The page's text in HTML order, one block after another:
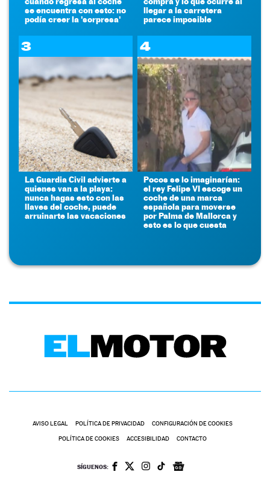
se encuentra con esto: no
podía creer la 'sorpresa'
llegar a la carretera
parece imposible
3
La Guardia Civil advierte a
quienes van a la playa:
nunca hagas esto con las
llaves del coche, puede
arruinarte las vacaciones
4
Pocos se lo imaginarían:
el rey Felipe VI escoge un
coche de una marca
española para moverse
por Palma de Mallorca y
esto es lo que cuesta
AVISO LEGAL POLÍTICA DE PRIVACIDAD CONFIGURACIÓN DE COOKIES
POLÍTICA DE COOKIES ACCESIBILIDAD CONTACTO
SÍGUENOS: